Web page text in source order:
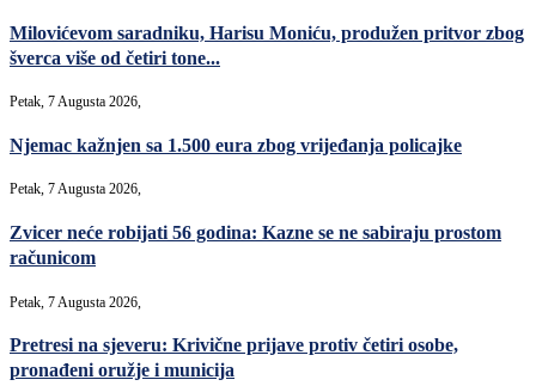
Milovićevom saradniku, Harisu Moniću, produžen pritvor zbog
šverca više od četiri tone...
Petak, 7 Augusta 2026,
Njemac kažnjen sa 1.500 eura zbog vrijeđanja policajke
Petak, 7 Augusta 2026,
Zvicer neće robijati 56 godina: Kazne se ne sabiraju prostom
računicom
Petak, 7 Augusta 2026,
Pretresi na sjeveru: Krivične prijave protiv četiri osobe,
pronađeni oružje i municija